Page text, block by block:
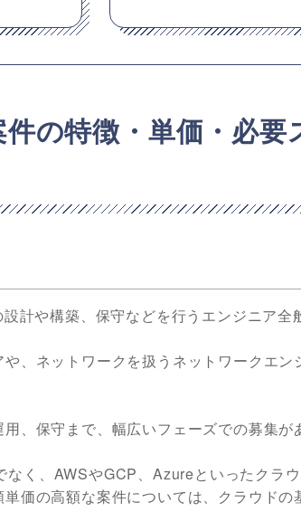
の特徴・単価・必要
計や構築、保守などを行うエンジニア全
、ネットワークを扱うネットワークエン
、保守まで、幅広いフェーズでの募集が
く、AWSやGCP、Azureといったクラ
価の高額な案件については、クラウドの